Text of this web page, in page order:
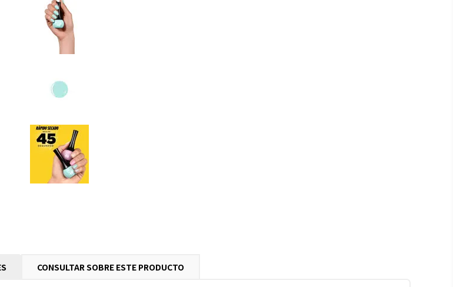
CONSULTAR SOBRE ESTE PRODUCTO